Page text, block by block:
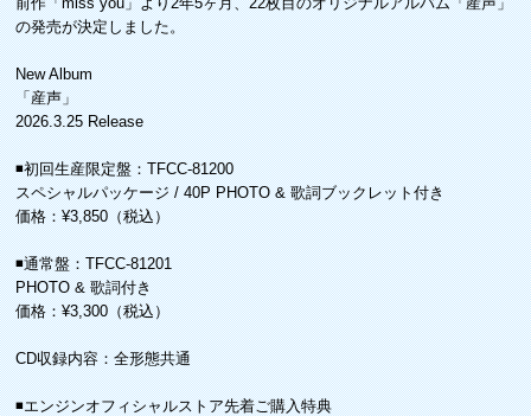
の発売が決定しました。
New Album
「産声」
2026.3.25 Release
◾️初回生産限定盤：TFCC-81200
スペシャルパッケージ / 40P PHOTO & 歌詞ブックレット付き
価格：¥3,850（税込）
◾️通常盤：TFCC-81201
PHOTO & 歌詞付き
価格：¥3,300（税込）
CD収録内容：全形態共通
◾️エンジンオフィシャルストア先着ご購入特典